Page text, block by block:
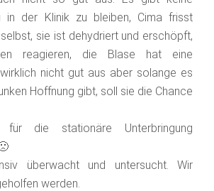
in der Klinik zu bleiben, Cima frisst
sie ist dehydriert und erschöpft,
reagieren, die Blase hat eine
nicht gut aus aber solange es
Hoffnung gibt, soll sie die Chance
für die stationäre Unterbringung
überwacht und untersucht. Wir
werden.